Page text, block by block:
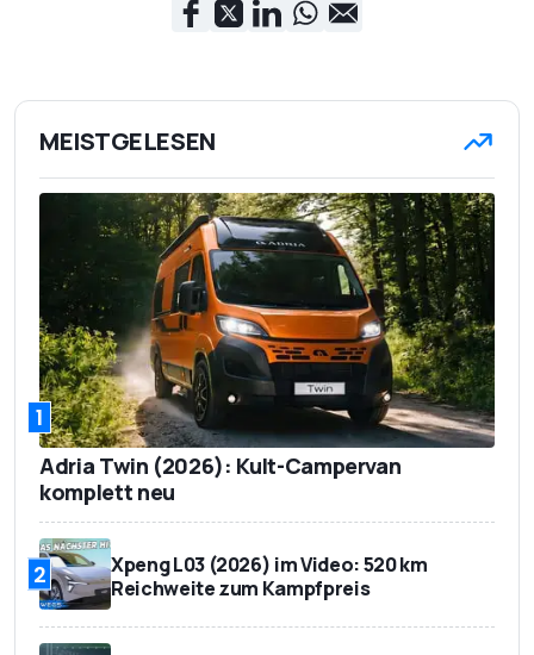
MEISTGELESEN
1
Adria Twin (2026): Kult-Campervan
komplett neu
2
Xpeng L03 (2026) im Video: 520 km
Reichweite zum Kampfpreis